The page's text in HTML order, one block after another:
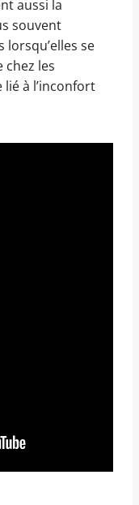
aussi la
souvent
se
chez les
lié à l’inconfort